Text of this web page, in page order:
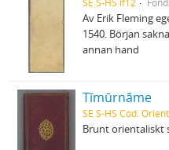
Av Erik Fleming
1540. Början
annan hand
Tīmūrnāme
SE S-HS Cod.
Brunt orientaliskt